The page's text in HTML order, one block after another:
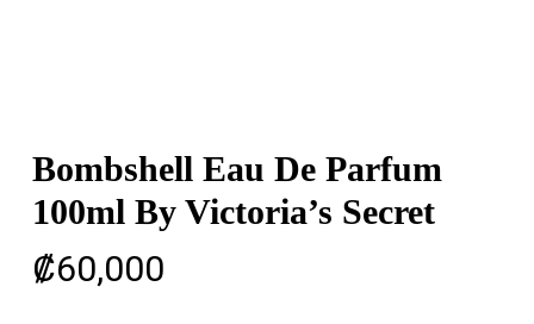
Bombshell Eau De Parfum
100ml By Victoria’s Secret
₡60,000